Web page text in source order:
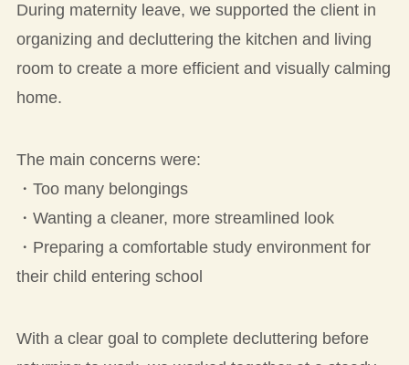
During maternity leave, we supported the client in
organizing and decluttering the kitchen and living
room to create a more efficient and visually calming
home.
The main concerns were:
・Too many belongings
・Wanting a cleaner, more streamlined look
・Preparing a comfortable study environment for
their child entering school
With a clear goal to complete decluttering before